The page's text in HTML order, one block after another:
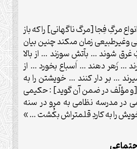
مرگِ فِجا [مرگ ناگهانى] را كه باز
وغيرطبيعى زمان مى‏كند چنين بيان
شوند … بآتش سوزند … از بالا
… زَهر دهند … اَسباع بخورد … از
… بر دار كنند … خويشتن را به
مؤلّف در ضمن آن گويد] : حكيمى
در مدرسه نظامى به مرو در سنه
را به كاردِ قلمتراش بكُشت … »